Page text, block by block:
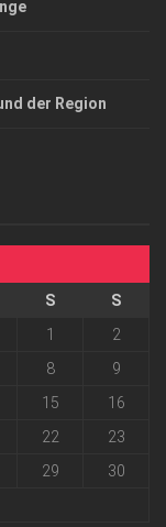
der Region
S
S
1
2
8
9
15
16
22
23
29
30